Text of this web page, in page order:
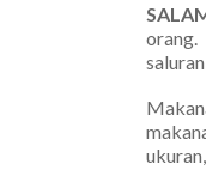
orang.